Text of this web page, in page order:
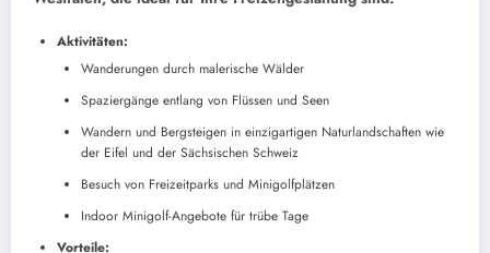
Aktivitäten:
Wanderungen durch malerische Wälder
Spaziergänge entlang von Flüssen und Seen
Wandern und Bergsteigen in einzigartigen Naturlandschaften wie
der Eifel und der Sächsischen Schweiz
Besuch von Freizeitparks und Minigolfplätzen
Indoor Minigolf-Angebote für trübe Tage
Vorteile: